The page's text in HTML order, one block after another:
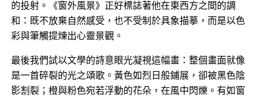
的投射。《窗外風景》正好標誌著他在東西方之間的調
和：既不放棄自然感受，也不受制於具象描摹，而是以色
彩與筆觸提煉出心靈景觀。
最後我們試以文學的詩意眼光凝視這幅畫：整個畫面就像
是一首碎裂的光之頌歌。黃色如烈日般鋪展，卻被黑色陰
影割裂；橙與粉色宛若浮動的花朵，在風中閃爍。有如窗